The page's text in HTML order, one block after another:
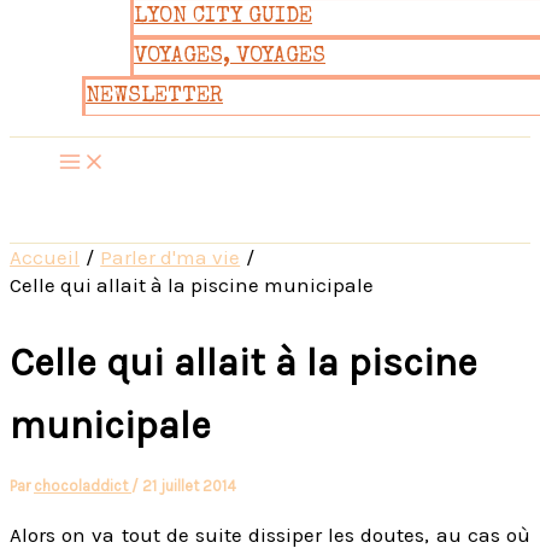
LYON CITY GUIDE
VOYAGES, VOYAGES
NEWSLETTER
Accueil
Parler d'ma vie
Celle qui allait à la piscine municipale
Celle qui allait à la piscine
municipale
Par chocoladdict / 21 juillet 2014
Alors on va tout de suite dissiper les doutes, au cas où